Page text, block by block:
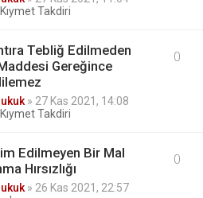
Takdiri
Tebliğ Edilmeden
Gereğince
» 27 Kas 2021, 14:08
Takdiri
0
Edilmeyen Bir Mal
Hırsızlığı
» 26 Kas 2021, 22:57
0